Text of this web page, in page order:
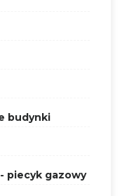
budynki
- piecyk gazowy